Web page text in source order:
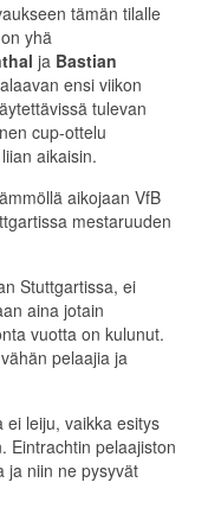
tämän tilalle
yhä
ja Bastian
ensi viikon
tulevan
cup-ottelu
aikaisin.
aikojaan VfB
mestaruuden
Stuttgartissa, ei
aina jotain
vuotta on kulunut.
pelaajia ja
ei leiju, vaikka esitys
Eintrachtin pelaajiston
ja niin ne pysyvät